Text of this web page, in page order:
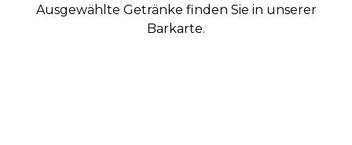
Ausgewählte Getränke finden Sie in unserer
Barkarte.